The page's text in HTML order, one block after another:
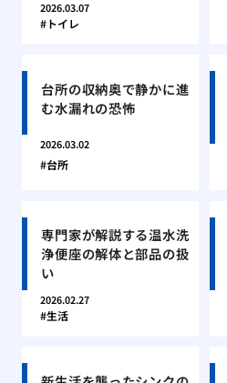
2026.03.07
トイレ
台所の収納奥で静かに進
む水漏れの恐怖
2026.03.02
台所
専門家が解説する温水洗
浄便座の解体と部品の扱
い
2026.02.27
生活